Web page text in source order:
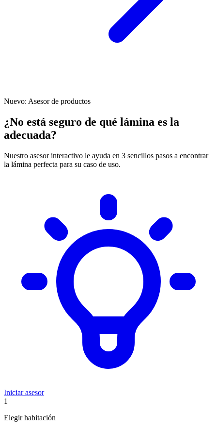
Nuevo: Asesor de productos
¿No está seguro de qué lámina es la
adecuada?
Nuestro asesor interactivo le ayuda en 3 sencillos pasos a encontrar
la lámina perfecta para su caso de uso.
Iniciar asesor
1
Elegir habitación